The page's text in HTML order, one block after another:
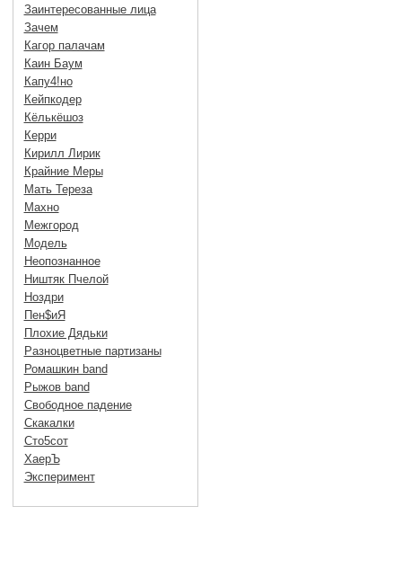
Заинтересованные лица
Зачем
Кагор палачам
Каин Баум
Капу4!но
Кейпкодер
Кёлькёшоз
Керри
Кирилл Лирик
Крайние Меры
Мать Тереза
Махно
Межгород
Модель
Неопознанное
Ништяк Пчелой
Ноздри
Пен$иЯ
Плохие Дядьки
Разноцветные партизаны
Ромашкин band
Рыжов band
Свободное падение
Скакалки
Сто5сот
ХаерЪ
Эксперимент